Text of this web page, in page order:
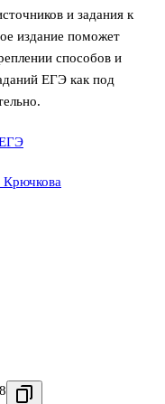
и задания к
издание поможет
способов и
ЕГЭ как под
Крючкова